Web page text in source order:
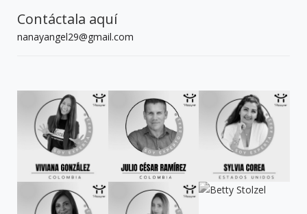
Contáctala aquí
nanayangel29@gmail.com